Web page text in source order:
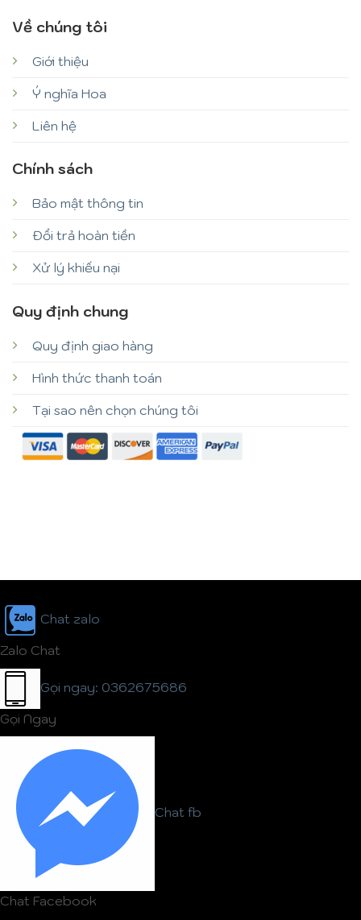
Về chúng tôi
Giới thiệu
Ý nghĩa Hoa
Liên hệ
Chính sách
Bảo mật thông tin
Đổi trả hoàn tiền
Xử lý khiếu nại
Quy định chung
Quy định giao hàng
Hình thức thanh toán
Tại sao nên chọn chúng tôi
Chat zalo
Zalo Chat
Gọi ngay: 0362675686
Gọi Ngay
Chat fb
Chat Facebook